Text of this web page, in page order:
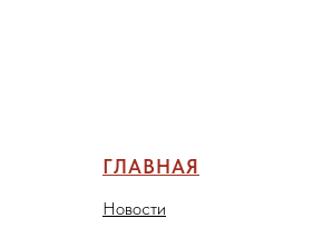
ГЛАВНАЯ
Новости